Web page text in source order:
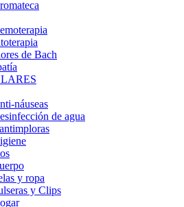
de Bach
náuseas
de agua
y ropa
y Clips